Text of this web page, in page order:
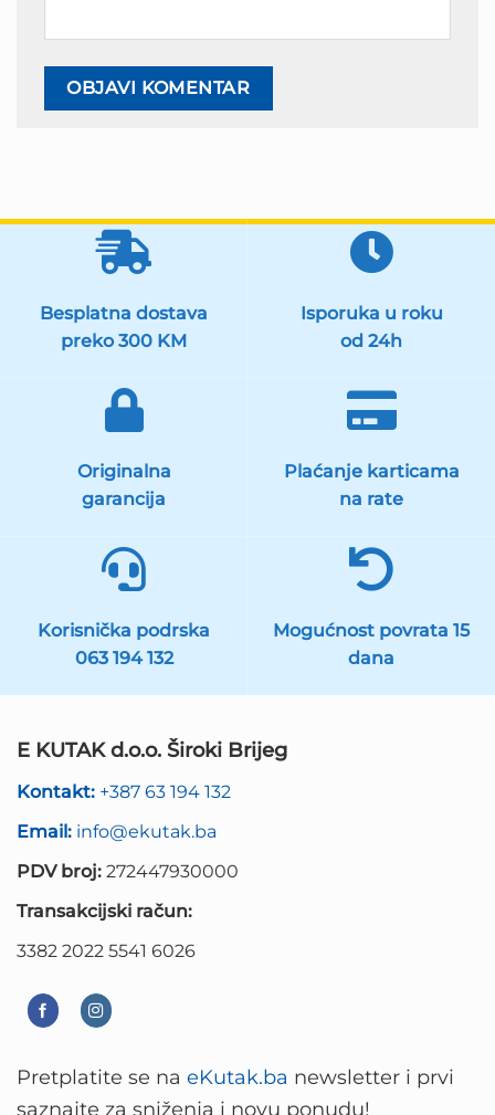
Besplatna dostava
preko 300 KM
Isporuka u roku
od 24h
Originalna
garancija
Plaćanje karticama
na rate
Korisnička podrska
063 194 132
Mogućnost povrata 15
dana
E KUTAK d.o.o. Široki Brijeg
Kontakt: +387 63 194 132
Email: info@ekutak.ba
PDV broj: 272447930000
Transakcijski račun:
3382 2022 5541 6026
Pretplatite se na eKutak.ba newsletter i prvi
saznajte za sniženja i novu ponudu!